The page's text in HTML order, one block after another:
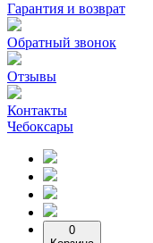
Гарантия и возврат
Обратный звонок
Отзывы
Контакты
Чебоксары
0